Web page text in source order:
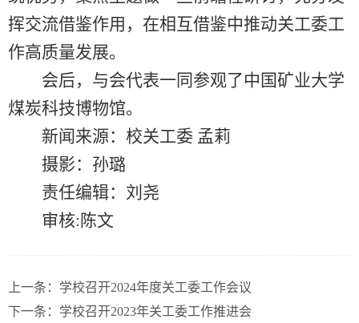
挥交流借鉴作用，在相互借鉴中推动关工委工
作高质量发展。
会后，与会代表一同参观了中国矿业大学
煤炭科技博物馆。
新闻来源：校关工委 孟莉
摄影：孙璐
责任编辑：刘尧
审核:陈文
上一条：学校召开2024年度关工委工作会议
下一条：学校召开2023年关工委工作推进会